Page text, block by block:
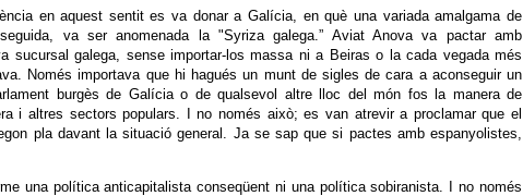
en aquest sentit es va donar a Galícia, en què una variada amalgama de
va ser anomenada la "Syriza galega.” Aviat Anova va pactar amb
sucursal galega, sense importar-los massa ni a Beiras o la cada vegada més
Només importava que hi hagués un munt de sigles de cara a aconseguir un
burgès de Galícia o de qualsevol altre lloc del món fos la manera de
i altres sectors populars. I no només això; es van atrevir a proclamar que el
pla davant la situació general. Ja se sap que si pactes amb espanyolistes,
una política anticapitalista conseqüent ni una política sobiranista. I no només